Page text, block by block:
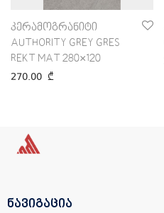
კერამოგრანიტი
AUTHORITY GREY GRES
REKT MAT 280×120
270.00 ₾
ნავიგაცია